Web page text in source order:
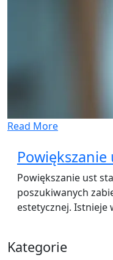
Read More
Powiększanie ust
poszukiwanych
estetycznej. Istnieje
Kategorie